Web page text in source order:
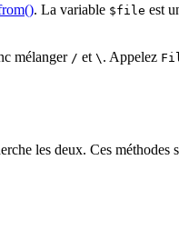
. La variable $file est
mélanger / et \ . Appelez
les deux. Ces méthodes